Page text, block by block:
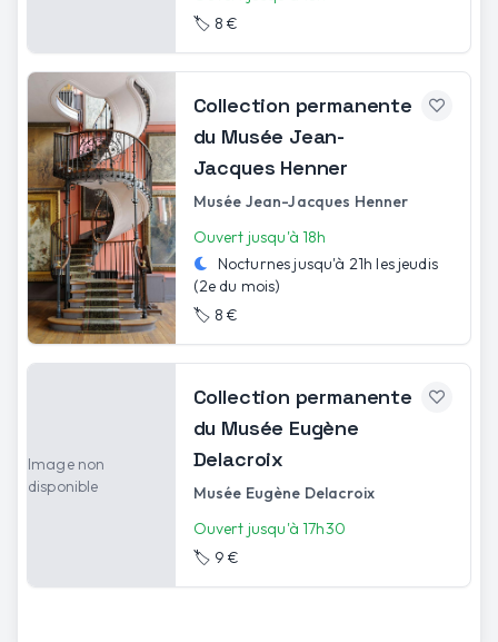
🏷️ 8 €
Collection permanente
du Musée Jean-
Jacques Henner
Musée Jean-Jacques Henner
Ouvert jusqu'à 18h
Nocturnes jusqu'à 21h les jeudis
(2e du mois)
🏷️ 8 €
Image non
disponible
Collection permanente
du Musée Eugène
Delacroix
Musée Eugène Delacroix
Ouvert jusqu'à 17h30
🏷️ 9 €